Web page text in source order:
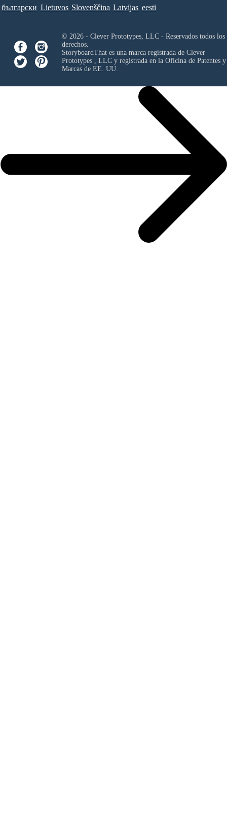
български Lietuvos Slovenščina Latvijas eesti
© 2026 - Clever Prototypes, LLC - Reservados todos los
derechos.
StoryboardThat es una marca registrada de Clever
Prototypes , LLCy registrada en la Oficina de Patentes y
Marcas de EE. UU.